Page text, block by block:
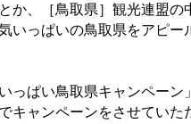
か、［鳥取県］観光連盟の
いっぱいの鳥取県をアピー
ぱい鳥取県キャンペーン」
キャンペーンをさせていた